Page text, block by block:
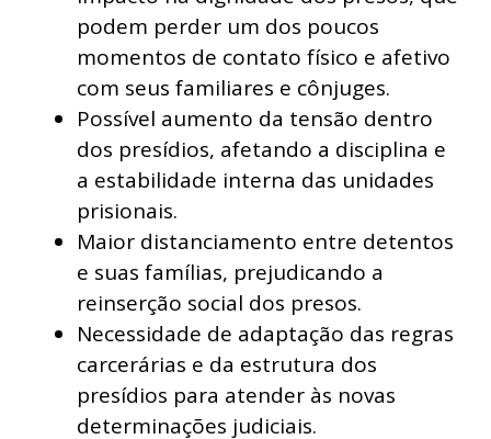
podem perder um dos poucos
momentos de contato físico e afetivo
com seus familiares e cônjuges.
Possível aumento da tensão dentro
dos presídios, afetando a disciplina e
a estabilidade interna das unidades
prisionais.
Maior distanciamento entre detentos
e suas famílias, prejudicando a
reinserção social dos presos.
Necessidade de adaptação das regras
carcerárias e da estrutura dos
presídios para atender às novas
determinações judiciais.